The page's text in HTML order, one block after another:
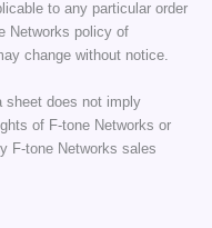
to any particular order
Networks policy of
change without notice.
sheet does not imply
of F-tone Networks or
F-tone Networks sales